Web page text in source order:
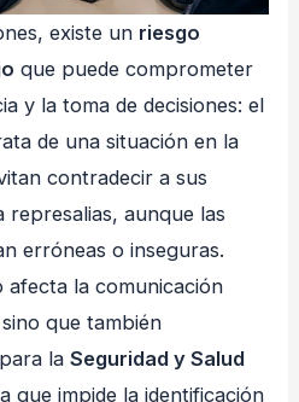
existe un riesgo
que puede comprometer
y la toma de decisiones: el
de una situación en la
contradecir a sus
aunque las
erróneas o inseguras.
afecta la comunicación
que también
laSeguridad y Salud
que impide la identificación